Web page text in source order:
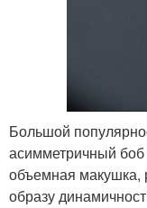
Большой
асимметричный боб
объемная
образу